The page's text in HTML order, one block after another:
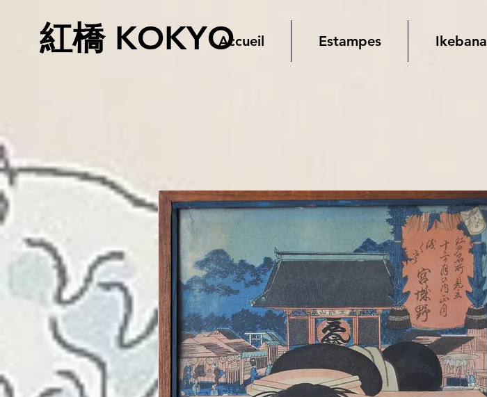
紅橋 KOKYOAccueil Estampes Ikebana